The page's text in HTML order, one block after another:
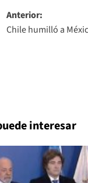
Navegación
de
Anterior:
Chile humilló a
interesar